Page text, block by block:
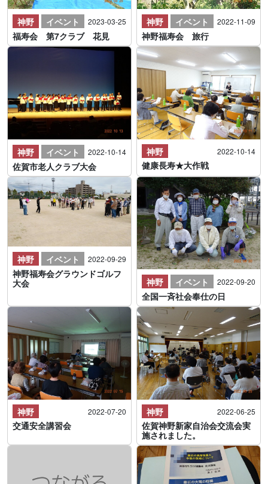
神野 イベント 2023-03-25
福寿会 第7クラブ 花見
神野 イベント 2022-11-09
神野福寿会 旅行
神野 イベント 2022-10-14
佐賀市老人クラブ大会
神野 2022-10-14
健康長寿★大作戦
神野 イベント 2022-09-29
神野福寿会グラウンドゴルフ
大会
神野 イベント 2022-09-20
全国一斉社会奉仕の日
神野 2022-07-20
交通安全講習会
神野 2022-06-25
佐賀神野新家自治会交流会実
施されました。